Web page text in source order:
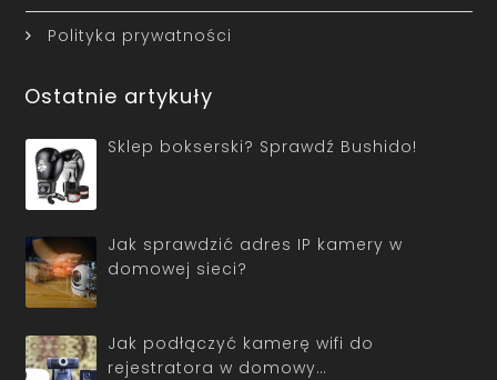
Polityka prywatności
Ostatnie artykuły
Sklep bokserski? Sprawdź Bushido!
Jak sprawdzić adres IP kamery w
domowej sieci?
Jak podłączyć kamerę wifi do
rejestratora w domowy…